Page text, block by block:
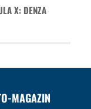
X: DENZA
MAGAZIN